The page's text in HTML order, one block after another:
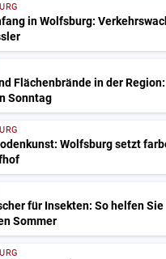
in Wolfsburg:
Flächenbrände in der
Sonntag
Wolfsburg setzt
für Insekten: So helfen Sie
Sommer